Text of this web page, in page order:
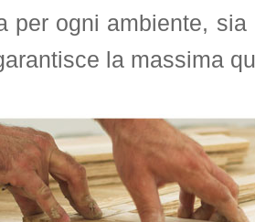
per ogni ambiente,
la massima